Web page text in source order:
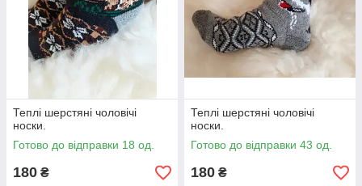
Теплі шерстяні чоловічі
носки.
Готово до відправки 18 од.
180 ₴
Теплі шерстяні чоловічі
носки.
Готово до відправки 43 од.
180 ₴